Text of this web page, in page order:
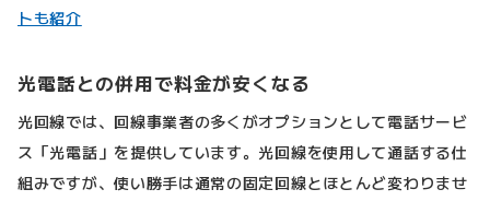
トも紹介
光電話との併用で料金が安くなる
光回線では、回線事業者の多くがオプションとして電話サービ
ス「光電話」を提供しています。光回線を使用して通話する仕
組みですが、使い勝手は通常の固定回線とほとんど変わりませ